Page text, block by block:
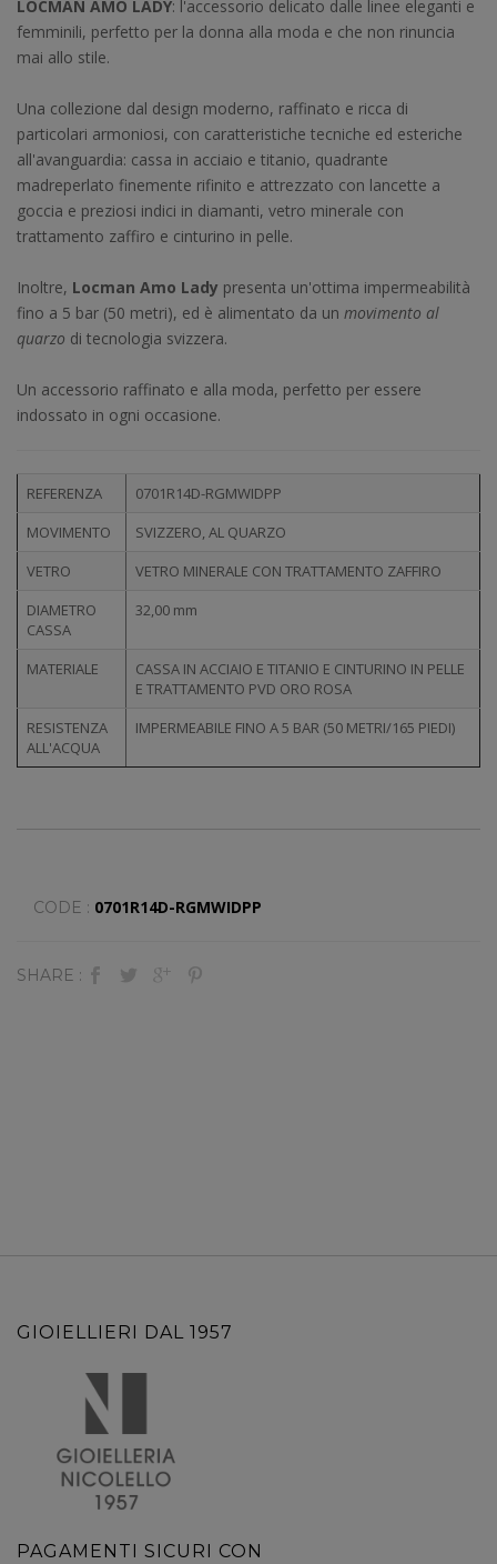
LOCMAN AMO LADY: l'accessorio delicato dalle linee eleganti e
femminili, perfetto per la donna alla moda e che non rinuncia
mai allo stile.
Una collezione dal design moderno, raffinato e ricca di
particolari armoniosi, con caratteristiche tecniche ed esteriche
all'avanguardia: cassa in acciaio e titanio, quadrante
madreperlato finemente rifinito e attrezzato con lancette a
goccia e preziosi indici in diamanti, vetro minerale con
trattamento zaffiro e cinturino in pelle.
Inoltre, Locman Amo Lady presenta un'ottima impermeabilità
fino a 5 bar (50 metri), ed è alimentato da un movimento al
quarzo di tecnologia svizzera.
Un accessorio raffinato e alla moda, perfetto per essere
indossato in ogni occasione.
REFERENZA
0701R14D-RGMWIDPP
MOVIMENTO
SVIZZERO, AL QUARZO
VETRO
VETRO MINERALE CON TRATTAMENTO ZAFFIRO
DIAMETRO
CASSA
32,00 mm
MATERIALE
CASSA IN ACCIAIO E TITANIO E CINTURINO IN PELLE
E TRATTAMENTO PVD ORO ROSA
RESISTENZA
ALL'ACQUA
IMPERMEABILE FINO A 5 BAR (50 METRI/165 PIEDI)
CODE : 0701R14D-RGMWIDPP
SHARE :
GIOIELLIERI DAL 1957
PAGAMENTI SICURI CON